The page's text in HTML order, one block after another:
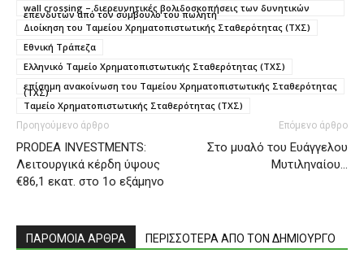
wall crossing – διερευνητικές βολιδοσκοπήσεις των δυνητικών
επενδυτών από τον σύμβουλο του πωλητή
Διοίκηση του Ταμείου Χρηματοπιστωτικής Σταθερότητας (ΤΧΣ)
Εθνική Τράπεζα
Ελληνικό Ταμείο Χρηματοπιστωτικής Σταθερότητας (ΤΧΣ)
επίσημη ανακοίνωση του Ταμείου Χρηματοπιστωτικής Σταθερότητας
(ΤΧΣ)
Ταμείο Χρηματοπιστωτικής Σταθερότητας (ΤΧΣ)
Προηγούμενο άρθρο
PRODEA INVESTMENTS:
Λειτουργικά κέρδη ύψους
€86,1 εκατ. στο 1ο εξάμηνο
Επόμενο άρθρο
Στο μυαλό του Ευάγγελου
Μυτιληναίου…
ΠΑΡΟΜΟΙΑ ΑΡΘΡΑ ΠΕΡΙΣΣΟΤΕΡΑ ΑΠΟ ΤΟΝ ΔΗΜΙΟΥΡΓΟ